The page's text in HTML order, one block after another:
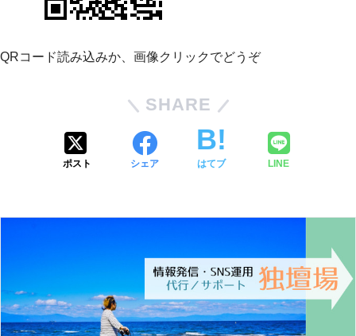
QRコード読み込みか、画像クリックでどうぞ
SHARE
ポスト シェア はてブ LINE